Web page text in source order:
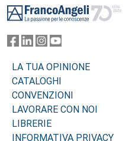
LA TUA OPINIONE
CATALOGHI
CONVENZIONI
LAVORARE CON NOI
LIBRERIE
INFORMATIVA PRIVACY